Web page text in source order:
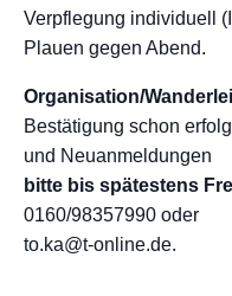
Verpflegung individuell
Plauen gegen Abend.
Organisation/
Bestätigung schon
und Neuanmeldungen
bitte bis spätestens
0160/98357990 oder
to.ka@t-online.de.